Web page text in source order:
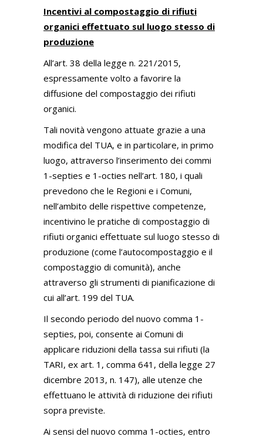
Incentivi al compostaggio di rifiuti
organici effettuato sul luogo stesso di
produzione
All’art. 38 della legge n. 221/2015,
espressamente volto a favorire la
diffusione del compostaggio dei rifiuti
organici.
Tali novità vengono attuate grazie a una
modifica del TUA, e in particolare, in primo
luogo, attraverso l’inserimento dei commi
1-septies e 1-octies nell’art. 180, i quali
prevedono che le Regioni e i Comuni,
nell’ambito delle rispettive competenze,
incentivino le pratiche di compostaggio di
rifiuti organici effettuate sul luogo stesso di
produzione (come l’autocompostaggio e il
compostaggio di comunità), anche
attraverso gli strumenti di pianificazione di
cui all’art. 199 del TUA.
Il secondo periodo del nuovo comma 1-
septies, poi, consente ai Comuni di
applicare riduzioni della tassa sui rifiuti (la
TARI, ex art. 1, comma 641, della legge 27
dicembre 2013, n. 147), alle utenze che
effettuano le attività di riduzione dei rifiuti
sopra previste.
Ai sensi del nuovo comma 1-octies, entro